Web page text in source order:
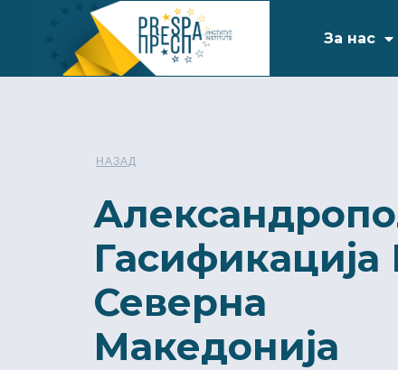
За нас
НАЗАД
Гасификација
Северна
Македонија